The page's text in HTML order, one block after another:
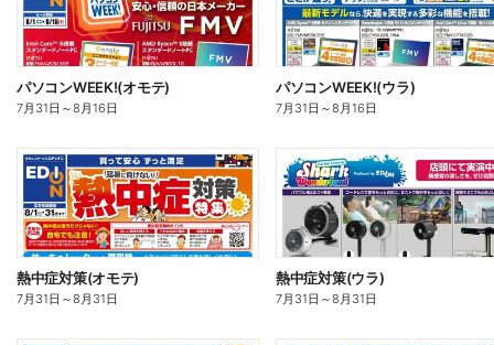
パソコンWEEK!(オモテ)
7月31日 ～8月16日
パソコンWEEK!(ウラ)
7月31日 ～8月16日
熱中症対策(オモテ)
7月31日 ～8月31日
熱中症対策(ウラ)
7月31日 ～8月31日